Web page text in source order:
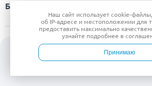
Болезнь Шейермана Мау
Наш сайт используетcookie-файлы
об IP-адресе и местоположении для
предоставить максимально
узнайте подробнее в
Принимаю